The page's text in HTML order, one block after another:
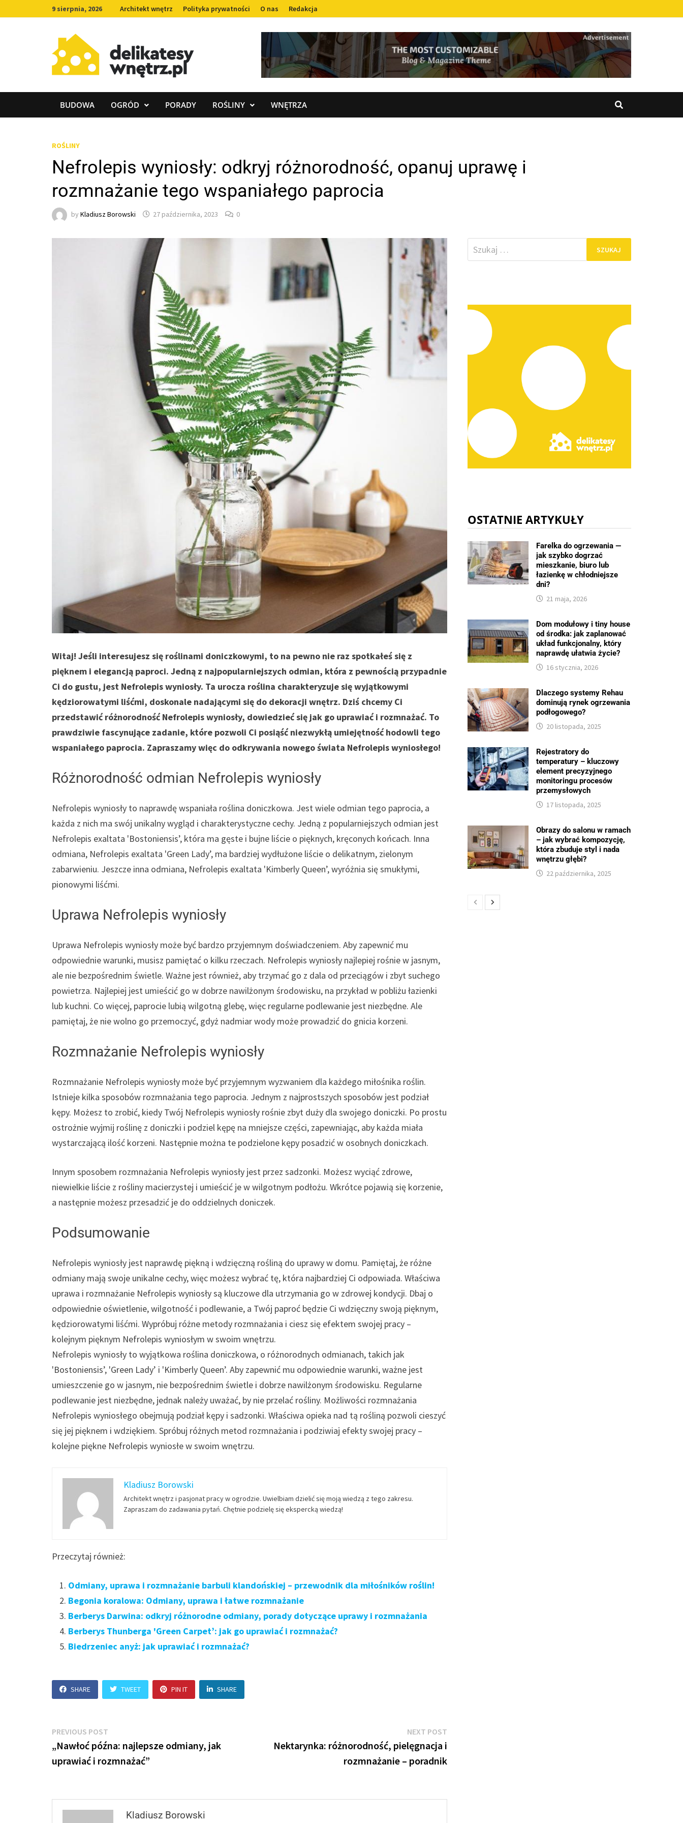
to
9 sierpnia, 2026 Architekt wnętrz Polityka prywatności O nas Redakcja
BUDOWA OGRÓD PORADY ROŚLINY WNĘTRZA
ROŚLINY
Nefrolepis wyniosły: odkryj różnorodność, opanuj uprawę i
rozmnażanie tego wspaniałego paprocia
by Kladiusz Borowski 27 października, 2023 0
Witaj! Jeśli interesujesz się roślinami doniczkowymi, to na pewno nie raz spotkałeś się z
pięknem i elegancją paproci. Jedną z najpopularniejszych odmian, która z pewnością przypadnie
Ci do gustu, jest Nefrolepis wyniosły. Ta urocza roślina charakteryzuje się wyjątkowymi
kędziorowatymi liśćmi, doskonale nadającymi się do dekoracji wnętrz. Dziś chcemy Ci
przedstawić różnorodność Nefrolepis wyniosły, dowiedzieć się jak go uprawiać i rozmnażać. To
prawdziwie fascynujące zadanie, które pozwoli Ci posiąść niezwykłą umiejętność hodowli tego
wspaniałego paprocia. Zapraszamy więc do odkrywania nowego świata Nefrolepis wyniosłego!
Różnorodność odmian Nefrolepis wyniosły
Nefrolepis wyniosły to naprawdę wspaniała roślina doniczkowa. Jest wiele odmian tego paprocia, a
każda z nich ma swój unikalny wygląd i charakterystyczne cechy. Jedną z popularniejszych odmian jest
Nefrolepis exaltata 'Bostoniensis’, która ma gęste i bujne liście o pięknych, kręconych końcach. Inna
odmiana, Nefrolepis exaltata 'Green Lady’, ma bardziej wydłużone liście o delikatnym, zielonym
zabarwieniu. Jeszcze inna odmiana, Nefrolepis exaltata 'Kimberly Queen’, wyróżnia się smukłymi,
pionowymi liśćmi.
Uprawa Nefrolepis wyniosły
Uprawa Nefrolepis wyniosły może być bardzo przyjemnym doświadczeniem. Aby zapewnić mu
odpowiednie warunki, musisz pamiętać o kilku rzeczach. Nefrolepis wyniosły najlepiej rośnie w jasnym,
ale nie bezpośrednim świetle. Ważne jest również, aby trzymać go z dala od przeciągów i zbyt suchego
powietrza. Najlepiej jest umieścić go w dobrze nawilżonym środowisku, na przykład w pobliżu łazienki
lub kuchni. Co więcej, paprocie lubią wilgotną glebę, więc regularne podlewanie jest niezbędne. Ale
pamiętaj, że nie wolno go przemoczyć, gdyż nadmiar wody może prowadzić do gnicia korzeni.
Rozmnażanie Nefrolepis wyniosły
Rozmnażanie Nefrolepis wyniosły może być przyjemnym wyzwaniem dla każdego miłośnika roślin.
Istnieje kilka sposobów rozmnażania tego paprocia. Jednym z najprostszych sposobów jest podział
kępy. Możesz to zrobić, kiedy Twój Nefrolepis wyniosły rośnie zbyt duży dla swojego doniczki. Po prostu
ostrożnie wyjmij roślinę z doniczki i podziel kępę na mniejsze części, zapewniając, aby każda miała
wystarczającą ilość korzeni. Następnie można te podzielone kępy posadzić w osobnych doniczkach.
Innym sposobem rozmnażania Nefrolepis wyniosły jest przez sadzonki. Możesz wyciąć zdrowe,
niewielkie liście z rośliny macierzystej i umieścić je w wilgotnym podłożu. Wkrótce pojawią się korzenie,
a następnie możesz przesadzić je do oddzielnych doniczek.
Podsumowanie
Nefrolepis wyniosły jest naprawdę piękną i wdzięczną rośliną do uprawy w domu. Pamiętaj, że różne
odmiany mają swoje unikalne cechy, więc możesz wybrać tę, która najbardziej Ci odpowiada. Właściwa
uprawa i rozmnażanie Nefrolepis wyniosły są kluczowe dla utrzymania go w zdrowej kondycji. Dbaj o
odpowiednie oświetlenie, wilgotność i podlewanie, a Twój paproć będzie Ci wdzięczny swoją pięknym,
kędziorowatymi liśćmi. Wypróbuj różne metody rozmnażania i ciesz się efektem swojej pracy –
kolejnym pięknym Nefrolepis wyniosłym w swoim wnętrzu.
Nefrolepis wyniosły to wyjątkowa roślina doniczkowa, o różnorodnych odmianach, takich jak
'Bostoniensis’, 'Green Lady’ i 'Kimberly Queen’. Aby zapewnić mu odpowiednie warunki, ważne jest
umieszczenie go w jasnym, nie bezpośrednim świetle i dobrze nawilżonym środowisku. Regularne
podlewanie jest niezbędne, jednak należy uważać, by nie przelać rośliny. Możliwości rozmnażania
Nefrolepis wyniosłego obejmują podział kępy i sadzonki. Właściwa opieka nad tą rośliną pozwoli cieszyć
się jej pięknem i wdziękiem. Spróbuj różnych metod rozmnażania i podziwiaj efekty swojej pracy –
kolejne piękne Nefrolepis wyniosłe w swoim wnętrzu.
Kladiusz Borowski
Architekt wnętrz i pasjonat pracy w ogrodzie. Uwielbiam dzielić się moją wiedzą z tego zakresu.
Zapraszam do zadawania pytań. Chętnie podzielę się ekspercką wiedzą!
Przeczytaj również:
Odmiany, uprawa i rozmnażanie barbuli klandońskiej – przewodnik dla miłośników roślin!
Begonia koralowa: Odmiany, uprawa i łatwe rozmnażanie
Berberys Darwina: odkryj różnorodne odmiany, porady dotyczące uprawy i rozmnażania
Berberys Thunberga 'Green Carpet’: jak go uprawiać i rozmnażać?
Biedrzeniec anyż: jak uprawiać i rozmnażać?
SHARE TWEET PIN IT SHARE
Nawigacja
wpisu
PREVIOUS POST
post:
„Nawłoć późna: najlepsze odmiany, jak
uprawiać i rozmnażać”
NEXT POST
Nektarynka: różnorodność, pielęgnacja i
rozmnażanie – poradnik
Kladiusz Borowski
Szukaj:
OSTATNIE ARTYKUŁY
Farelka do ogrzewania —
jak szybko dogrzać
mieszkanie, biuro lub
łazienkę w chłodniejsze
dni?
21 maja, 2026
Dom modułowy i tiny house
od środka: jak zaplanować
układ funkcjonalny, który
naprawdę ułatwia życie?
16 stycznia, 2026
Dlaczego systemy Rehau
dominują rynek ogrzewania
podłogowego?
20 listopada, 2025
Rejestratory do
temperatury – kluczowy
element precyzyjnego
monitoringu procesów
przemysłowych
17 listopada, 2025
Obrazy do salonu w ramach
– jak wybrać kompozycję,
która zbuduje styl i nada
wnętrzu głębi?
22 października, 2025